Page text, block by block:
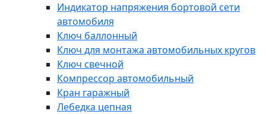
Индикатор напряжения бортовой сети
автомобиля
Ключ баллонный
Ключ для монтажа автомобильных кругов
Ключ свечной
Компрессор автомобильный
Кран гаражный
Лебедка цепная